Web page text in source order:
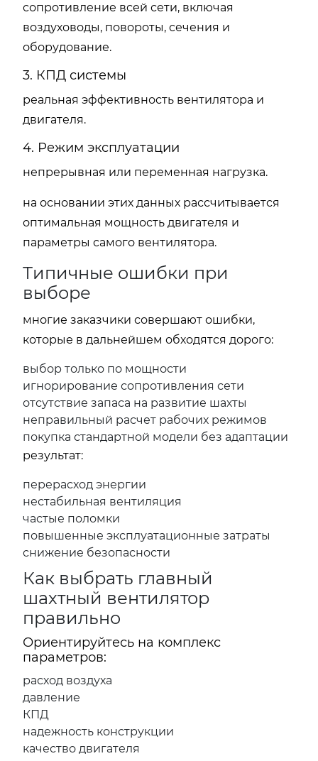
сопротивление всей сети, включая
воздуховоды, повороты, сечения и
оборудование.
3. КПД системы
реальная эффективность вентилятора и
двигателя.
4. Режим эксплуатации
непрерывная или переменная нагрузка.
на основании этих данных рассчитывается
оптимальная мощность двигателя и
параметры самого вентилятора.
Типичные ошибки при
выборе
многие заказчики совершают ошибки,
которые в дальнейшем обходятся дорого:
выбор только по мощности
игнорирование сопротивления сети
отсутствие запаса на развитие шахты
неправильный расчет рабочих режимов
покупка стандартной модели без адаптации
результат:
перерасход энергии
нестабильная вентиляция
частые поломки
повышенные эксплуатационные затраты
снижение безопасности
Как выбрать главный
шахтный вентилятор
правильно
Ориентируйтесь на комплекс
параметров:
расход воздуха
давление
КПД
надежность конструкции
качество двигателя